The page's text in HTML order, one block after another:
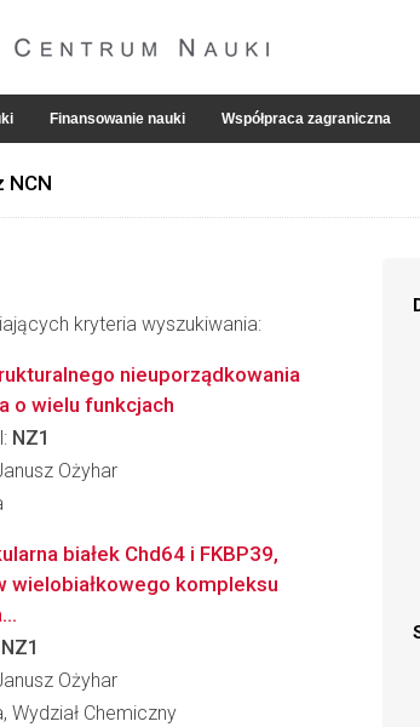
Finansowanie nauki Współpraca zagraniczna
NCN
kryteria wyszukiwania:
nieuporządkowania
o wielu funkcjach
NZ1
Ożyhar
białek Chd64 i FKBP39,
wielobiałkowego kompleksu
NZ1
Ożyhar
Wydział Chemiczny